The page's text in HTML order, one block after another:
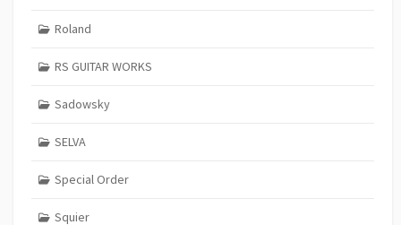
Roland
RS GUITAR WORKS
Sadowsky
SELVA
Special Order
Squier